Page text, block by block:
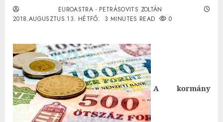
EUROASTRA - PETRÁSOVITS ZOLTÁN
2018.AUGUSZTUS.13. HÉTFŐ.
3 MINUTES READ 0
A kormány